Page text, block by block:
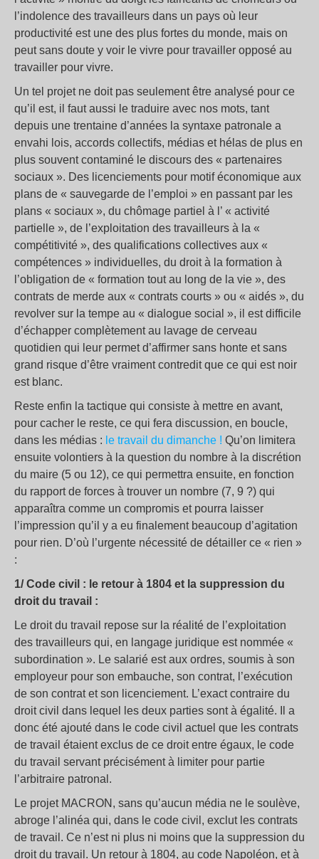
l’indolence des travailleurs dans un pays où leur
productivité est une des plus fortes du monde, mais on
peut sans doute y voir le vivre pour travailler opposé au
travailler pour vivre.
Un tel projet ne doit pas seulement être analysé pour ce
qu’il est, il faut aussi le traduire avec nos mots, tant
depuis une trentaine d’années la syntaxe patronale a
envahi lois, accords collectifs, médias et hélas de plus en
plus souvent contaminé le discours des « partenaires
sociaux ». Des licenciements pour motif économique aux
plans de « sauvegarde de l’emploi » en passant par les
plans « sociaux », du chômage partiel à l’ « activité
partielle », de l’exploitation des travailleurs à la «
compétitivité », des qualifications collectives aux «
compétences » individuelles, du droit à la formation à
l’obligation de « formation tout au long de la vie », des
contrats de merde aux « contrats courts » ou « aidés », du
revolver sur la tempe au « dialogue social », il est difficile
d’échapper complètement au lavage de cerveau
quotidien qui leur permet d’affirmer sans honte et sans
grand risque d’être vraiment contredit que ce qui est noir
est blanc.
Reste enfin la tactique qui consiste à mettre en avant,
pour cacher le reste, ce qui fera discussion, en boucle,
dans les médias : le travail du dimanche ! Qu’on limitera
ensuite volontiers à la question du nombre à la discrétion
du maire (5 ou 12), ce qui permettra ensuite, en fonction
du rapport de forces à trouver un nombre (7, 9 ?) qui
apparaîtra comme un compromis et pourra laisser
l’impression qu’il y a eu finalement beaucoup d’agitation
pour rien. D’où l’urgente nécessité de détailler ce « rien »
:
1/ Code civil : le retour à 1804 et la suppression du
droit du travail :
Le droit du travail repose sur la réalité de l’exploitation
des travailleurs qui, en langage juridique est nommée «
subordination ». Le salarié est aux ordres, soumis à son
employeur pour son embauche, son contrat, l’exécution
de son contrat et son licenciement. L’exact contraire du
droit civil dans lequel les deux parties sont à égalité. Il a
donc été ajouté dans le code civil actuel que les contrats
de travail étaient exclus de ce droit entre égaux, le code
du travail servant précisément à limiter pour partie
l’arbitraire patronal.
Le projet MACRON, sans qu’aucun média ne le soulève,
abroge l’alinéa qui, dans le code civil, exclut les contrats
de travail. Ce n’est ni plus ni moins que la suppression du
droit du travail. Un retour à 1804, au code Napoléon, et à